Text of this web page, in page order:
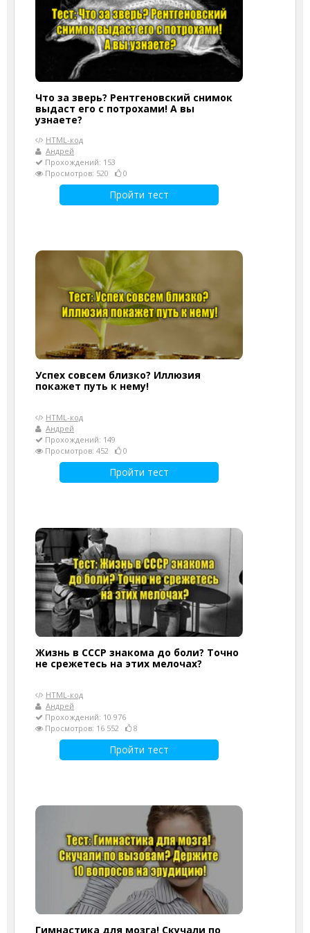
Что за зверь? Рентгеновский снимок
выдаст его с потрохами! А вы
узнаете?
HTML-код
Андрей
Прохождений: 153
Просмотров: 520
0
Пройти тест
Успех совсем близко? Иллюзия
покажет путь к нему!
HTML-код
Андрей
Прохождений: 149
Просмотров: 452
0
Пройти тест
Жизнь в СССР знакома до боли? Точно
не срежетесь на этих мелочах?
HTML-код
Андрей
Прохождений: 10 976
Просмотров: 16 552
8
Пройти тест
Гимнастика для мозга! Скучали по